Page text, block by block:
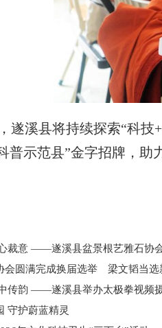
遂溪县将持续探索“科技
普示范县”金字招牌，助
裁意 ——遂溪县盆景根艺雅石协
会圆满完成换届选举 梁文韬当选
传韵 ——遂溪县举办太极拳视频
守护蔚蓝精灵